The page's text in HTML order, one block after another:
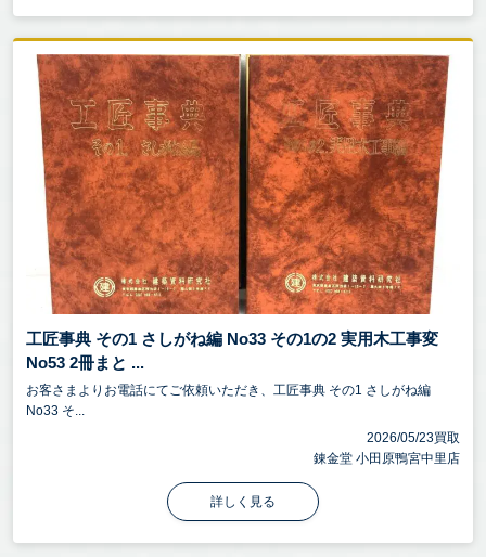
工匠事典 その1 さしがね編 No33 その1の2 実用木工事変
No53 2冊まと ...
お客さまよりお電話にてご依頼いただき、工匠事典 その1 さしがね編
No33 そ...
2026/05/23買取
錬金堂 小田原鴨宮中里店
詳しく見る